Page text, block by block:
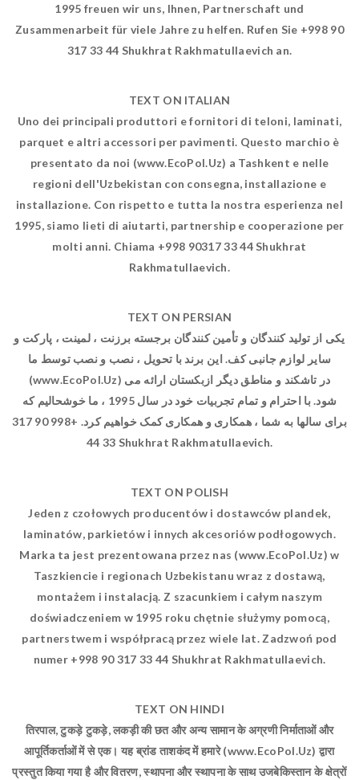
1995 freuen wir uns, Ihnen, Partnerschaft und
Zusammenarbeit für viele Jahre zu helfen. Rufen Sie +998 90
317 33 44 Shukhrat Rakhmatullaevich an.
TEXT ON ITALIAN
Uno dei principali produttori e fornitori di teloni, laminati,
parquet e altri accessori per pavimenti. Questo marchio è
presentato da noi (www.EcoPol.Uz) a Tashkent e nelle
regioni dell'Uzbekistan con consegna, installazione e
installazione. Con rispetto e tutta la nostra esperienza nel
1995, siamo lieti di aiutarti, partnership e cooperazione per
molti anni. Chiama +998 90317 33 44 Shukhrat
Rakhmatullaevich.
TEXT ON PERSIAN
یکی از تولید کنندگان و تأمین کنندگان برجسته برزنت ، لمینت ، پارکت و
سایر لوازم جانبی کف. این برند با تحویل ، نصب و نصب توسط ما
(www.EcoPol.Uz) در تاشکند و مناطق دیگر ازبکستان ارائه می
شود. با احترام و تمام تجربیات خود در سال 1995 ، ما خوشحالیم که
برای سالها به شما ، همکاری و همکاری کمک خواهیم کرد. +998 90 317
33 44 Shukhrat Rakhmatullaevich.
TEXT ON POLISH
Jeden z czołowych producentów i dostawców plandek,
laminatów, parkietów i innych akcesoriów podłogowych.
Marka ta jest prezentowana przez nas (www.EcoPol.Uz) w
Taszkiencie i regionach Uzbekistanu wraz z dostawą,
montażem i instalacją. Z szacunkiem i całym naszym
doświadczeniem w 1995 roku chętnie służymy pomocą,
partnerstwem i współpracą przez wiele lat. Zadzwoń pod
numer +998 90 317 33 44 Shukhrat Rakhmatullaevich.
TEXT ON HINDI
तिरपाल, टुकड़े टुकड़े, लकड़ी की छत और अन्य सामान के अग्रणी निर्माताओं और
आपूर्तिकर्ताओं में से एक। यह ब्रांड ताशकंद में हमारे (www.EcoPol.Uz) द्वारा
प्रस्तुत किया गया है और वितरण, स्थापना और स्थापना के साथ उजबेकिस्तान के क्षेत्रों